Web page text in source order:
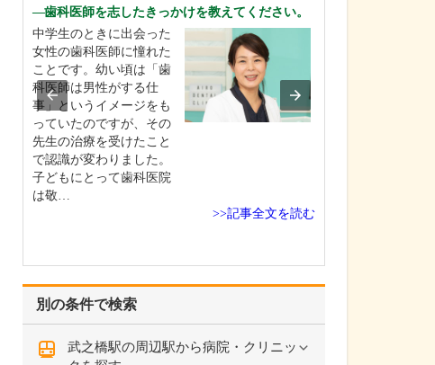
別の条件で検索
武之橋駅の周辺駅から病院・クリニッ
歯科医師を志したきっかけを教えてください。
中学生のときに出会った
女性の歯科医師に憧れた
ことです。幼い頃は「歯
科医師は男性がする仕
事」というイメージをも
っていたのですが、その
先生の治療を受けたこと
で認識が変わりました。
子どもにとって歯科医院
は敬…
>>記事全文を読む